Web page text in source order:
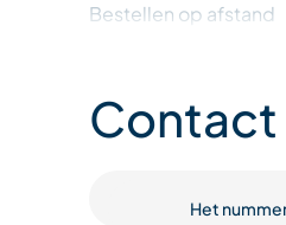
Bestellen op afstand
Thuisbezorging (zie
Contact
Het